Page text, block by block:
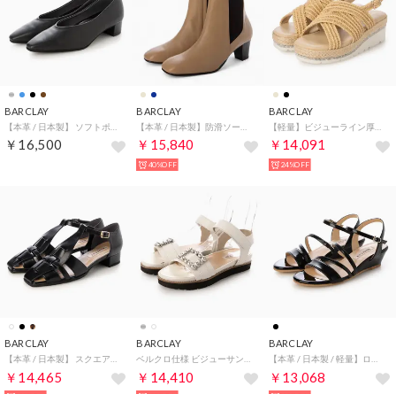
BARCLAY
￥16,500
BARCLAY
￥15,840
40%OFF
BARCLAY
【軽量】ビジューライン厚底ジュートサンダル （BE）
￥14,091
24%OFF
BARCLAY
￥14,465
BARCLAY
￥14,410
BARCLAY
￥13,068